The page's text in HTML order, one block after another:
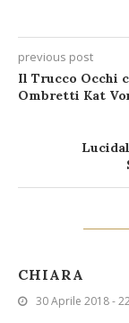
previous post
Il Trucco Occhi
Ombretti Kat
CHIARA
30 Aprile 2018 -